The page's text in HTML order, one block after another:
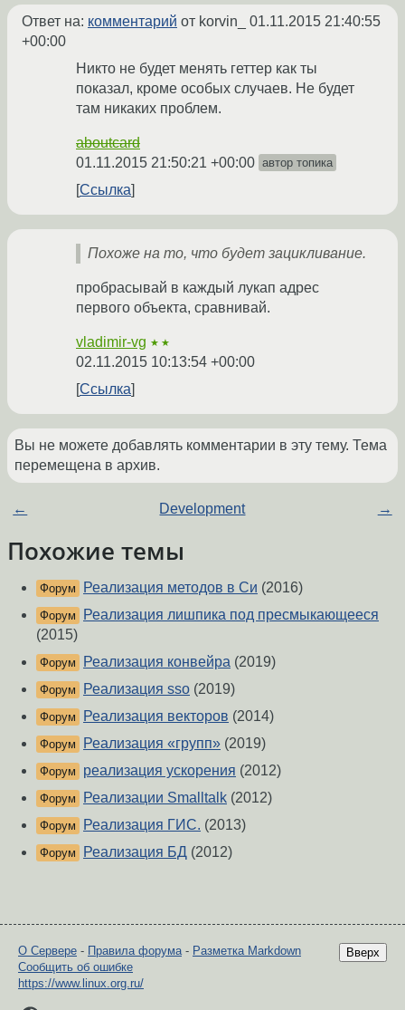
Ответ на: комментарий от korvin_ 01.11.2015 21:40:55
+00:00
Никто не будет менять геттер как ты
показал, кроме особых случаев. Не будет
там никаких проблем.
aboutcard
01.11.2015 21:50:21 +00:00 автор топика
Ссылка
Похоже на то, что будет зацикливание.
пробрасывай в каждый лукап адрес
первого объекта, сравнивай.
vladimir-vg ★★
02.11.2015 10:13:54 +00:00
Ссылка
Вы не можете добавлять комментарии в эту тему. Тема
перемещена в архив.
← Development →
Похожие темы
Форум Реализация методов в Си (2016)
Форум
Реализация лишпика под пресмыкающееся
(2015)
Форум Реализация конвейра (2019)
Форум Реализация sso (2019)
Форум Реализация векторов (2014)
Форум Реализация «групп» (2019)
Форум реализация ускорения (2012)
Форум Реализации Smalltalk (2012)
Форум Реализация ГИС. (2013)
Форум Реализация БД (2012)
Вверх
О Сервере - Правила форума- Разметка Markdown
Сообщить об ошибке
https://www.linux.org.ru/